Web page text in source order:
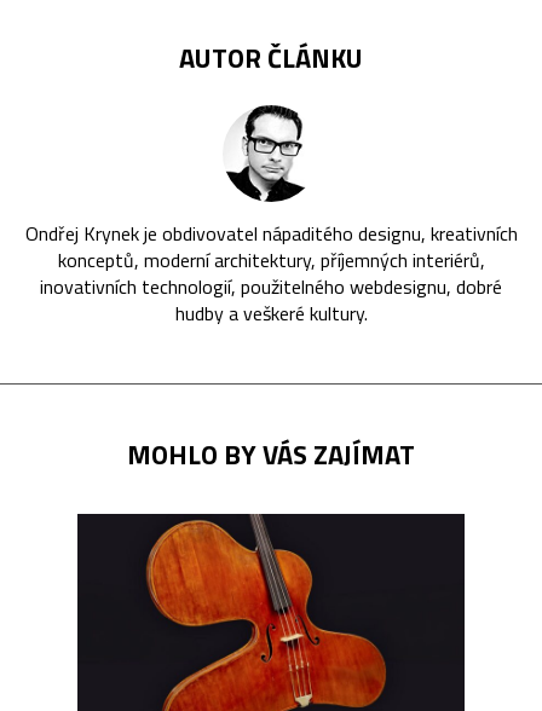
AUTOR ČLÁNKU
Ondřej Krynek je obdivovatel nápaditého designu, kreativních
konceptů, moderní architektury, příjemných interiérů,
inovativních technologií, použitelného webdesignu, dobré
hudby a veškeré kultury.
MOHLO BY VÁS ZAJÍMAT